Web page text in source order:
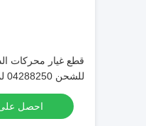
قطع غيار محركات
للشحن 04288250 لمحركات دوتز
احصل